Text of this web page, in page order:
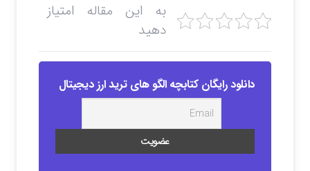
به این مقاله امتیاز
دهید
دانلود رایگان کتابچه الگو های ترید ارز دیجیتال